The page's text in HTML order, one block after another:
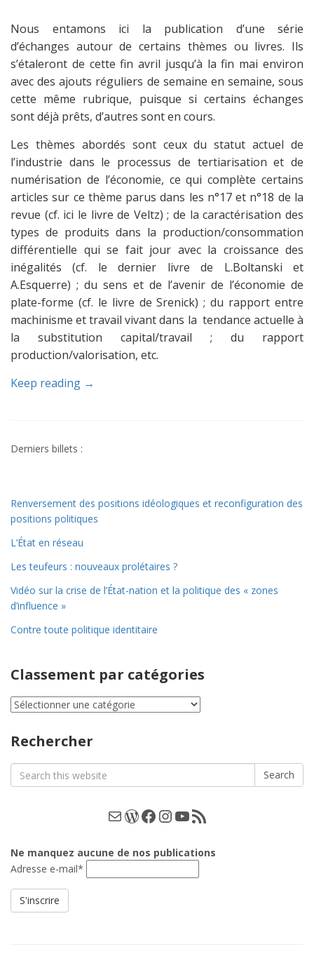
Nous entamons ici la publication d’une série
d’échanges autour de certains thèmes ou livres. Ils
s’étaleront de cette fin avril jusqu’à la fin mai environ
avec des ajouts réguliers de semaine en semaine, sous
cette même rubrique, puisque si certains échanges
sont déjà prêts, d’autres sont en cours.
Les thèmes abordés sont ceux du statut actuel de
l’industrie dans le processus de tertiarisation et de
numérisation de l’économie, ce qui complète certains
articles sur ce thème parus dans les n°17 et n°18 de la
revue (cf. ici le livre de Veltz) ; de la caractérisation des
types de produits dans la production/consommation
différentielle qui se fait jour avec la croissance des
inégalités (cf. le dernier livre de L.Boltanski et
A.Esquerre) ; du sens et de l’avenir de l’économie de
plate-forme (cf. le livre de Srenick) ; du rapport entre
machinisme et travail vivant dans la tendance actuelle à
la substitution capital/travail ; du rapport
production/valorisation, etc.
Keep reading →
Derniers billets :
Renversement des positions idéologiques et reconfiguration des
positions politiques
L’État en réseau
Les teufeurs : nouveaux prolétaires ?
Vidéo sur la crise de l’État-nation et la politique des « zones
d’influence »
Contre toute politique identitaire
Classement par catégories
Classement
par
Rechercher
Search
for:
Search
E-mailWordPress
Facebook
Instagram
YouTube
Les podcasts
Ne manquez aucune de nos publications
Adresse e-mail*